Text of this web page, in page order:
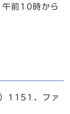
前10時から
1151、ファ